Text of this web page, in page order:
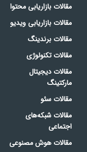
مقالات بازاریابی محتوا
مقالات بازاریابی ویدیو
مقالات برندینگ
مقالات تکنولوژی
مقالات دیجیتال
مارکتینگ
مقالات سئو
مقالات شبکه‌های
اجتماعی
مقالات هوش مصنوعی